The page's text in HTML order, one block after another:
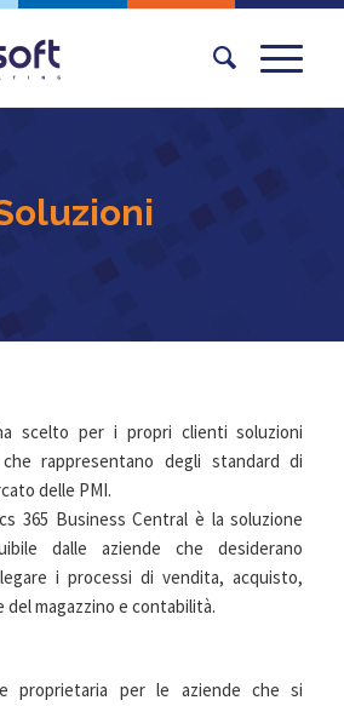
scelto per i propri clienti soluzioni
rappresentano degli standard di
delle PMI.
365 Business Central è la soluzione
dalle aziende che desiderano
i processi di vendita, acquisto,
magazzino e contabilità.
proprietaria per le aziende che si